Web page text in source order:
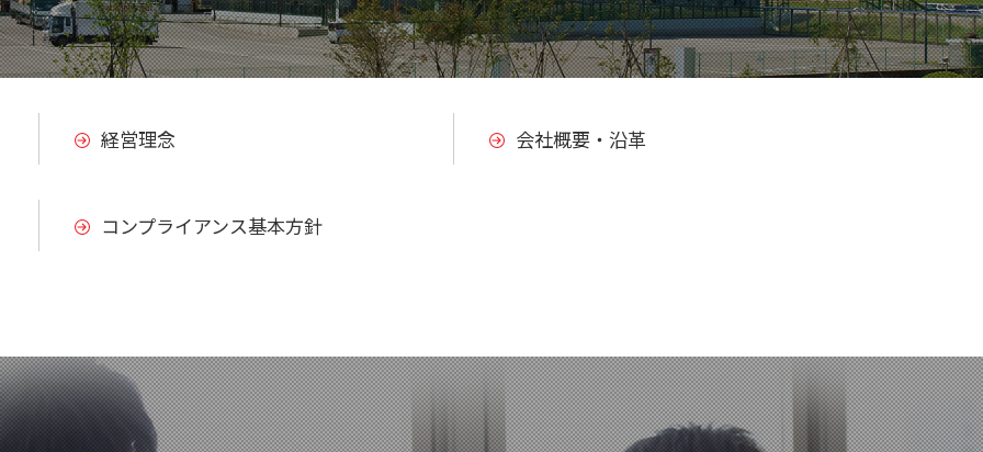
経営理念 会社概要・沿革
コンプライアンス基本方針